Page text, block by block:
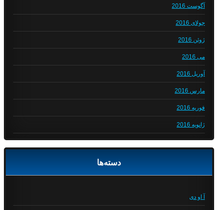
آگوست 2016
جولای 2016
ژوئن 2016
می 2016
آوریل 2016
مارس 2016
فوریه 2016
ژانویه 2016
دسته‌ها
آ او دی